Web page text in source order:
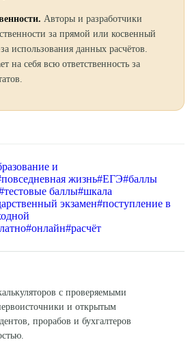
Авторы и разработчики
за прямой или косвенный
использования данных расчётов.
на себя всю ответственность за
и
повседневная жизнь#ЕГЭ#баллы
тестовые баллы#шкала
экзамен#поступление в
#онлайн#расчёт
с проверяемыми
и открытым
прорабов и бухгалтеров